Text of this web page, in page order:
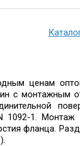
ценам
с монтажным
1092-1.
фланца.